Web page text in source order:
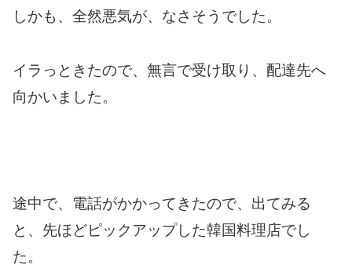
しかも、全然悪気が、なさそうでした。
イラっときたので、無言で受け取り、配達先へ
向かいました。
途中で、電話がかかってきたので、出てみる
と、先ほどピックアップした韓国料理店でし
た。